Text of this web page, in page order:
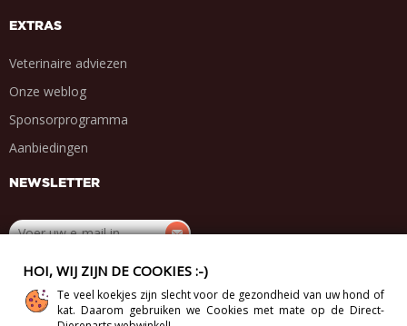
EXTRAS
Veterinaire adviezen
Onze weblog
Sponsorprogramma
Aanbiedingen
NEWSLETTER
DEEL MET VRIENDEN
. . . .
HOI, WIJ ZIJN DE COOKIES :-)
Te veel koekjes zijn slecht voor de gezondheid van uw hond of
kat. Daarom gebruiken we Cookies met mate op de Direct-